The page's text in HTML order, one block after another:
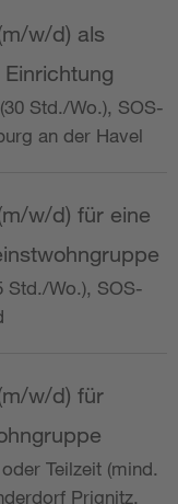
w/d) als
Std./Wo.), SOS-
an der Havel
w/d) für eine
Std./Wo.), SOS-
w/d) für
Teilzeit (mind.
Prignitz,